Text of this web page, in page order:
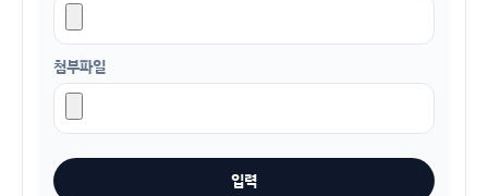
첨부파일